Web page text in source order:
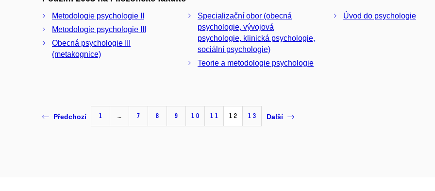
Metodologie psychologie II
Metodologie psychologie III
Obecná psychologie III
(metakognice)
Specializační obor (obecná
psychologie, vývojová
psychologie, klinická psychologie,
sociální psychologie)
Teorie a metodologie psychologie
Úvod do psychologie
Předchozí 1 … 7 8 9 10 11 12 13 Další